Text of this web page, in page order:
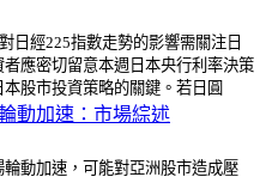
日經225指數走勢的影響需關注日
應密切留意本週日本央行利率決策
股市投資策略的關鍵。若日圓
動加速：市場綜述
動加速，可能對亞洲股市造成壓